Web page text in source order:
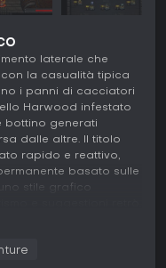
laterale che
la casualità tipica
i panni di cacciatori
Harwood infestato
bottino generati
dalle altre. Il titolo
rapido e reattivo,
basato sulle
stile grafico